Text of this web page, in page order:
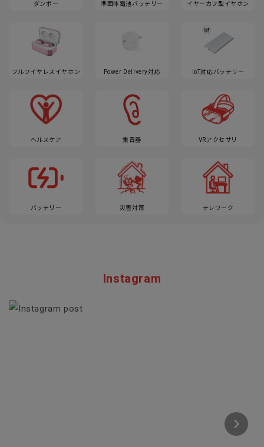
ダンボー 準固体電池バッテリー イヤーカフ型イヤホン
フルワイヤレスイヤホン Power Delivery対応 IoT対応バッテリー
ヘルスケア 集音器 VRアクセサリ
バッテリー 災害対策 テレワーク
Instagram